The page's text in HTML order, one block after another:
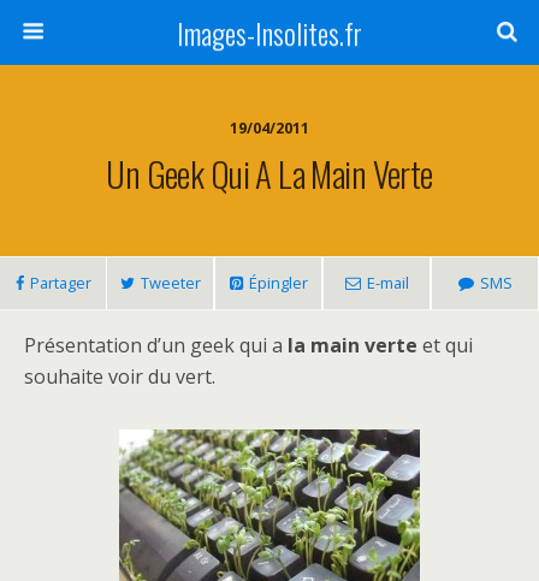
Images-Insolites.fr
19/04/2011
Un Geek Qui A La Main Verte
Partager Tweeter Épingler E-mail SMS
Présentation d’un geek qui a la main verte et qui
souhaite voir du vert.